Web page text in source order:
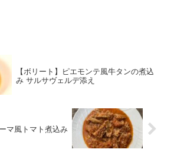
【ボリート】ピエモンテ風牛タンの煮込
み サルサヴェルデ添え
マ風トマト煮込み